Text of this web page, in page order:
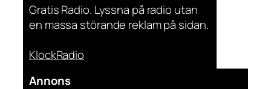
Gratis Radio. Lyssna på radio utan
en massa störande reklam på sidan.
KlockRadio
Annons